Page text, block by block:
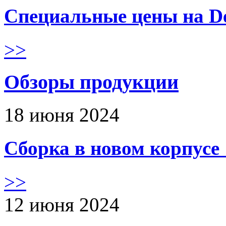
Специальные цены на
>>
Обзоры продукции
18 июня 2024
Сборка в новом
>>
12 июня 2024